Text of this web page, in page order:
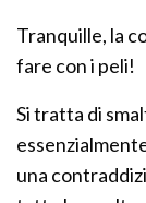
Tranquille, la
fare con i peli!
Si tratta di
una